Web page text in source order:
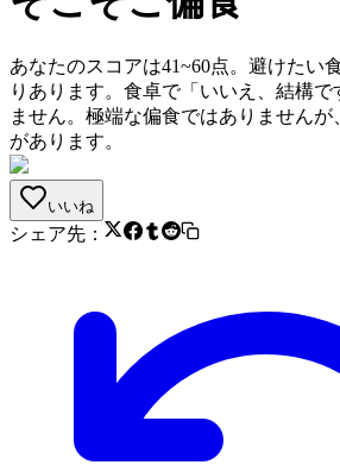
あなたのスコアは41~60点。避けたい
りあります。食卓で「いいえ、結構
ません。極端な偏食ではありません
があります。
いいね
シェア先：